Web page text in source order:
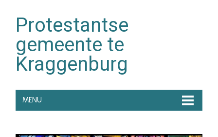
Protestantse
gemeente te
Kraggenburg
MENU